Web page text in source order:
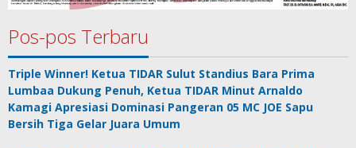
Pos-pos Terbaru
Triple Winner! Ketua TIDAR Sulut Standius Bara Prima
Lumbaa Dukung Penuh, Ketua TIDAR Minut Arnaldo
Kamagi Apresiasi Dominasi Pangeran 05 MC JOE Sapu
Bersih Tiga Gelar Juara Umum